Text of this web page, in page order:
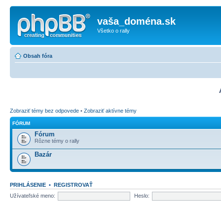
vaša_doména.sk
Všetko o rally
Obsah fóra
Zobraziť témy bez odpovede • Zobraziť aktívne témy
FÓRUM
Fórum
Rôzne témy o rally
Bazár
PRIHLÁSENIE • REGISTROVAŤ
Užívateľské meno:
Heslo: